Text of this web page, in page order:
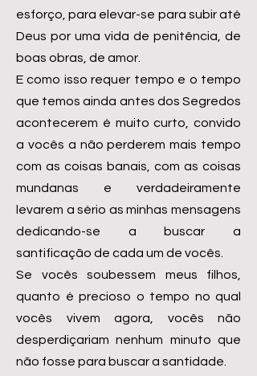
esforço, para elevar-se para subir até
Deus por uma vida de penitência, de
boas obras, de amor.
E como isso requer tempo e o tempo
que temos ainda antes dos Segredos
acontecerem é muito curto, convido
a vocês a não perderem mais tempo
com as coisas banais, com as coisas
mundanas e verdadeiramente
levarem a sério as minhas mensagens
dedicando-se a buscar a
santificação de cada um de vocês.
Se vocês soubessem meus filhos,
quanto é precioso o tempo no qual
vocês vivem agora, vocês não
desperdiçariam nenhum minuto que
não fosse para buscar a santidade.